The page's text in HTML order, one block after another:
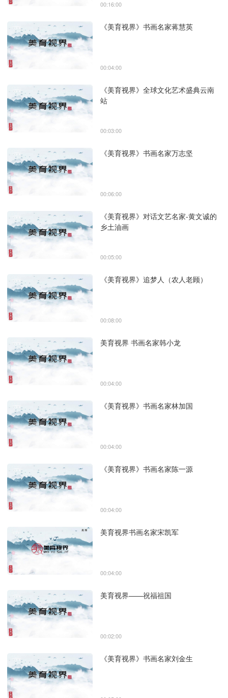
00:16:00
《美育视界》书画名家蒋慧英
00:04:00
《美育视界》全球文化艺术盛典云南
站
00:03:00
《美育视界》书画名家万志坚
00:06:00
《美育视界》对话文艺名家-黄文诚的
乡土油画
00:05:00
《美育视界》追梦人（农人老顾）
00:08:00
美育视界 书画名家韩小龙
00:04:00
《美育视界》书画名家林加国
00:04:00
《美育视界》书画名家陈一源
00:04:00
美育视界书画名家宋凯军
00:04:00
美育视界——祝福祖国
00:02:00
《美育视界》书画名家刘金生